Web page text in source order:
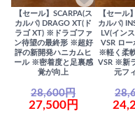
【セール】SCARPA(ス
カルパ) DRAGO XT(ド
ラゴ XT) ※ドラゴファ
ン待望の最終形 ※超好
評の新開発ハニカムヒ
ール ※密着度と足裏感
覚が向上
28,600円
27,500円
【セール
カルパ)
LV(イン
VSR ロー
※軽く柔
VSR ※新
元フ